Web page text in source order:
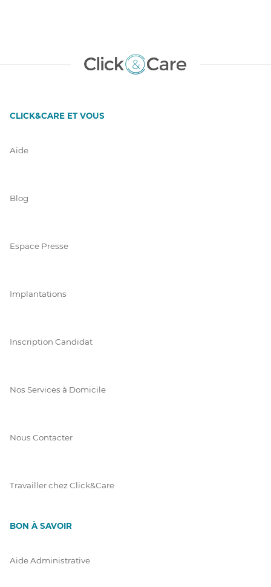
CLICK&CARE ET VOUS
Aide
Blog
Espace Presse
Implantations
Inscription Candidat
Nos Services à Domicile
Nous Contacter
Travailler chez Click&Care
BON À SAVOIR
Aide Administrative